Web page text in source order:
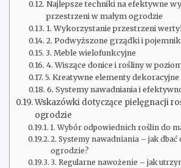
Najlepsze techniki na efektywne
przestrzeni w małym ogrodzie
1. Wykorzystanie przestrzeni
2. Podwyższone grządki i
3. Meble wielofunkcyjne
4. Wiszące donice i rośliny w
5. Kreatywne elementy dekoracyjne
6. Systemy nawadniania i
Wskazówki dotyczące pielęgnacji
ogrodzie
1. Wybór odpowiednich roślin do
2. Systemy nawadniania – jak dbać
ogrodzie?
3. Regularne nawożenie – jak